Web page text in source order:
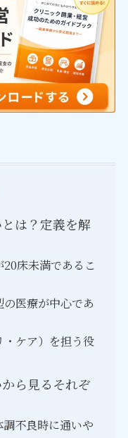
は？定義を解
床未満であるこ
医療が中心であ
ケア）を担う役
ら見るそれぞ
不良時に通いや